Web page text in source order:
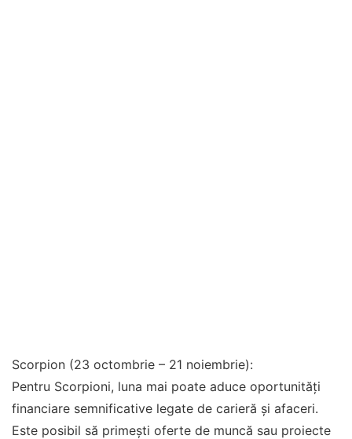
Scorpion (23 octombrie – 21 noiembrie):
Pentru Scorpioni, luna mai poate aduce oportunități
financiare semnificative legate de carieră și afaceri.
Este posibil să primești oferte de muncă sau proiecte